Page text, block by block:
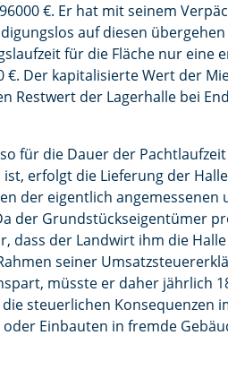
€. Er hat mit seinem
auf diesen
für die Fläche nur eine
€. Der kapitalisierte Wert der
Restwert der Lagerhalle bei
für die Dauer der
erfolgt die Lieferung der
der eigentlich
der Grundstückseigentümer
dass der Landwirt ihm die
seiner
müsste er daher jährlich
steuerlichen Konsequenzen
Einbauten in fremde